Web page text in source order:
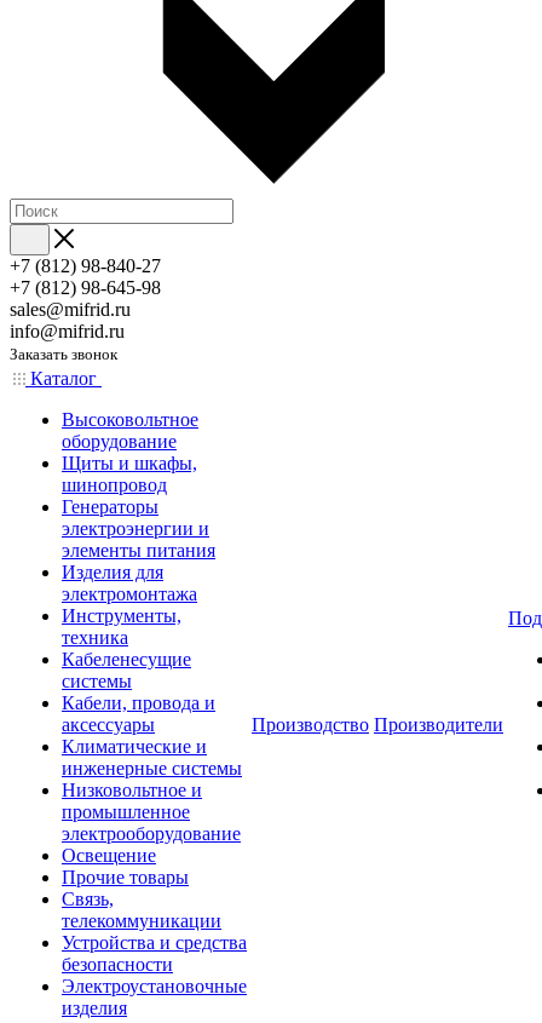
+7 (812) 98-840-27
+7 (812) 98-645-98
sales@mifrid.ru
info@mifrid.ru
Заказать звонок
Каталог
Высоковольтное
оборудование
Щиты и шкафы,
шинопровод
Генераторы
электроэнергии и
элементы питания
Изделия для
электромонтажа
Инструменты,
техника
Кабеленесущие
системы
Кабели, провода и
аксессуары
Климатические и
инженерные системы
Низковольтное и
промышленное
электрооборудование
Освещение
Прочие товары
Связь,
телекоммуникации
Устройства и средства
безопасности
Электроустановочные
изделия
Производство Производители